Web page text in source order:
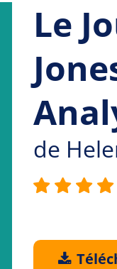
Le
de